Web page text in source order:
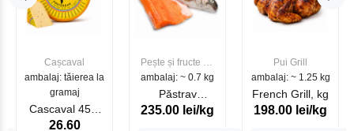
Cașcaval
ambalaj: tăierea la
gramaj
Cascaval 45%
Maasdam
26.60
Pește și fructe de
mare
ambalaj: ~ 0.7 kg
Păstrav
Somonat
235.00 lei/kg
Pui Grill
ambalaj: ~ 1.25 kg
French Grill, kg
198.00 lei/kg